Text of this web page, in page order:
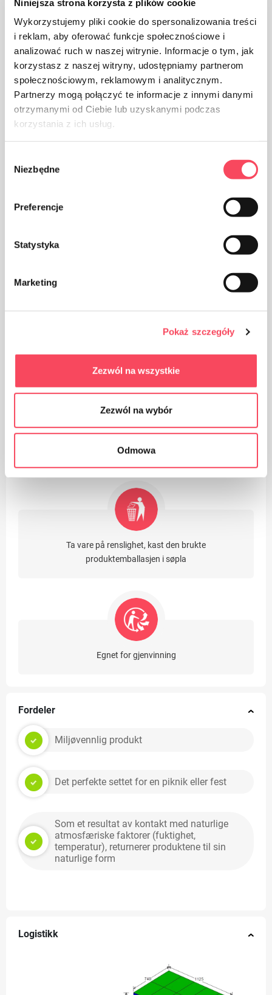
Niniejsza strona korzysta z plików cookie
Wykorzystujemy pliki cookie do spersonalizowania treści
i reklam, aby oferować funkcje społecznościowe i
analizować ruch w naszej witrynie. Informacje o tym, jak
korzystasz z naszej witryny, udostępniamy partnerom
społecznościowym, reklamowym i analitycznym.
Partnerzy mogą połączyć te informacje z innymi danymi
otrzymanymi od Ciebie lub uzyskanymi podczas
korzystania z ich usług.
zgody
Niezbędne
Preferencje
Statystyka
Marketing
Pokaż szczegóły
Zezwól na wszystkie
Zezwól na wybór
Odmowa
Emballasje laget av polypropylen, PP anses (ved siden
av PET) som den sikreste plasten for helsen vår
Ta vare på renslighet, kast den brukte
produktemballasjen i søpla
Egnet for gjenvinning
Fordeler
Miljøvennlig produkt
Det perfekte settet for en piknik eller fest
Som et resultat av kontakt med naturlige
atmosfæriske faktorer (fuktighet,
temperatur), returnerer produktene til sin
naturlige form
Logistikk